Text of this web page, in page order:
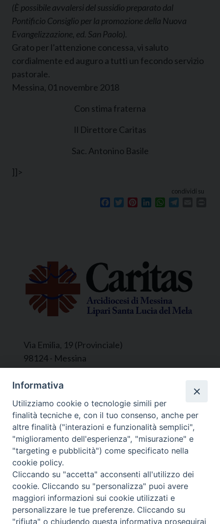
(È possibile avvalersi del sussidio preparato dal
Pontificio Consiglio per la promozione della Nuova
Evangelizzazione, ed. San Paolo).
Grato per l’attenzione concessa, vi saluto
cordialmente ed auguro a tutti un fecondo servizio
pastorale.
Messina, 01 novembre 2018
Con stima fraterna
Il Direttore Caritas
Sac. Antonino Basile
]]>
condividi su
Facebook
TwitterPinterestLinkedInWhatsApp
Via Emilia, 19 (Provinciale)
98124 - Messina
Segreteria e Amministrazione:
L’Ufficio è aperto tutti i giorni da lunedì a
venerdì, dalle ore 9.30 alle ore 12.30.
Tel. 090.9146045
mail:ufficiocaritas@diocesimessina.it.
Seguici su
© 2022 - 2025 Caritas Arcidiocesi di Messina Lipari
Informativa
Utilizziamo cookie o tecnologie simili per
finalità tecniche e, con il tuo consenso, anche per
altre finalità ("interazioni e funzionalità semplici",
"miglioramento dell'esperienza", "misurazione" e
"targeting e pubblicità") come specificato nella
cookie policy.
Cliccando su "accetta" acconsenti all'utilizzo dei
cookie. Cliccando su "personalizza" puoi avere
maggiori informazioni sui cookie utilizzati e
personalizzare le tue preferenze. Cliccando su
"rifiuta" o chiudendo questa informativa proseguirai